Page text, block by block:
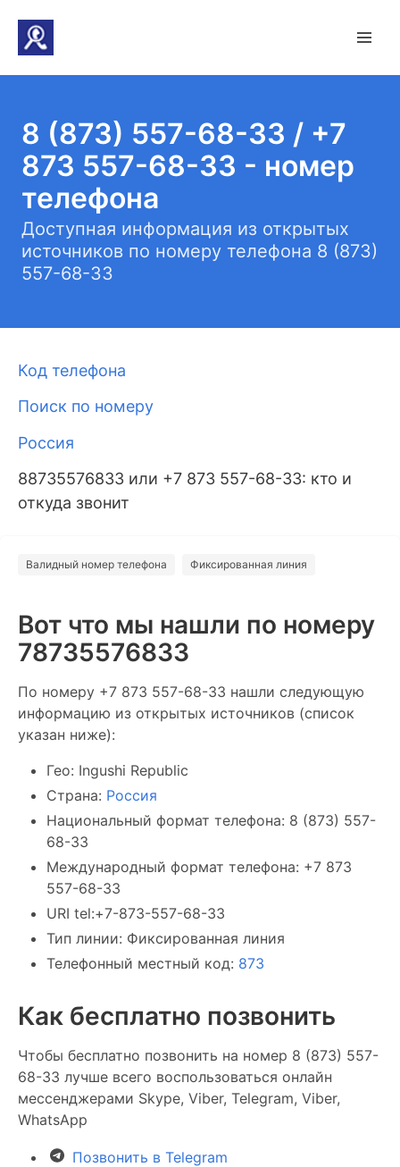
8 (873) 557-68-33 / +7
873 557-68-33 - номер
телефона
Доступная информация из открытых
источников по номеру телефона 8 (873)
557-68-33
Код телефона
Поиск по номеру
Россия
88735576833 или +7 873 557-68-33: кто и
откуда звонит
Валидный номер телефона Фиксированная линия
Вот что мы нашли по номеру
78735576833
По номеру +7 873 557-68-33 нашли следующую
информацию из открытых источников (список
указан ниже):
Гео: Ingushi Republic
Страна: Россия
Национальный формат телефона: 8 (873) 557-
68-33
Международный формат телефона: +7 873
557-68-33
URI tel:+7-873-557-68-33
Тип линии: Фиксированная линия
Телефонный местный код: 873
Как бесплатно позвонить
Чтобы бесплатно позвонить на номер 8 (873) 557-
68-33 лучше всего воспользоваться онлайн
мессенджерами Skype, Viber, Telegram, Viber,
WhatsApp
Позвонить в Telegram